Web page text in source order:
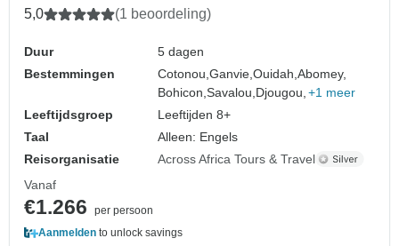
5,0 (1 beoordeling)
Duur
5 dagen
Bestemmingen
Cotonou,Ganvie,Ouidah,Abomey,
Bohicon,Savalou, Djougou, +1 meer
Leeftijdsgroep
Leeftijden 8+
Taal
Alleen: Engels
Reisorganisatie
Across Africa Tours & Travel
Vanaf
€1.266
per persoon
Aanmelden to unlock savings